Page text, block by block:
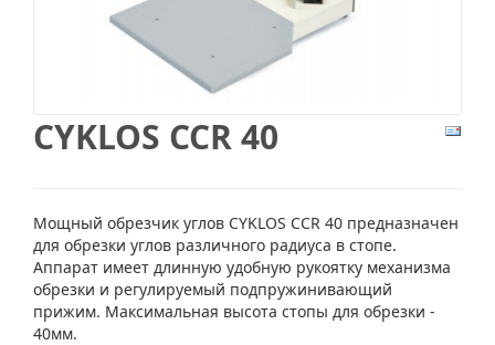
CYKLOS CCR 40
Мощный обрезчик углов CYKLOS CCR 40 предназначен
для обрезки углов различного радиуса в стопе.
Аппарат имеет длинную удобную рукоятку механизма
обрезки и регулируемый подпружинивающий
прижим. Максимальная высота стопы для обрезки -
40мм.